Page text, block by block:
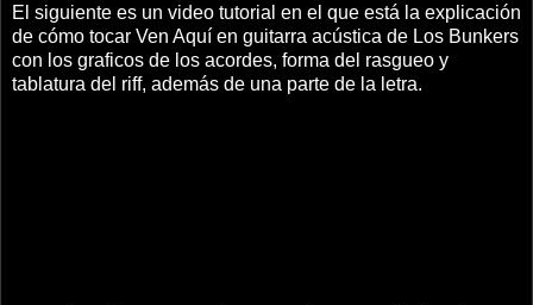
El siguiente es un video tutorial en el que está la explicación
de cómo tocar Ven Aquí en guitarra acústica de Los Bunkers
con los graficos de los acordes, forma del rasgueo y
tablatura del riff, además de una parte de la letra.